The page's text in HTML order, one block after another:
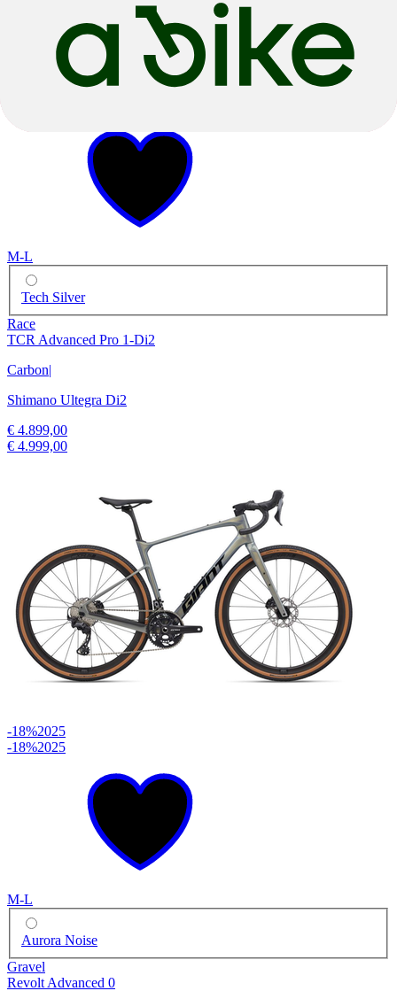
M-L
Tech Silver
Race
TCR Advanced Pro 1-Di2
Carbon|
Shimano Ultegra Di2
€ 4.899,00
€ 4.999,00
-18%2025
-18%2025
M-L
Aurora Noise
Gravel
Revolt Advanced 0